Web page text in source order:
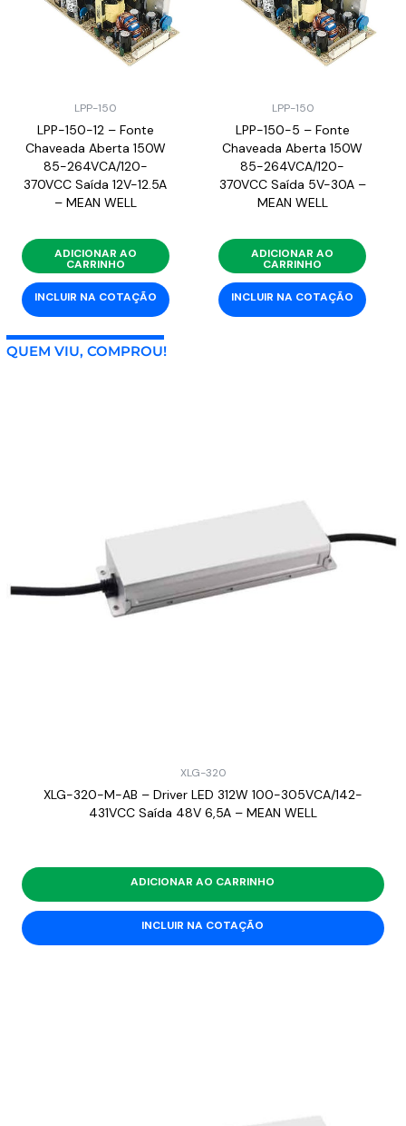
LPP-150
LPP-150-12 – Fonte
Chaveada Aberta 150W
85-264VCA/120-
370VCC Saída 12V-12.5A
– MEAN WELL
ADICIONAR AO
CARRINHO
INCLUIR NA COTAÇÃO
LPP-150
LPP-150-5 – Fonte
Chaveada Aberta 150W
85-264VCA/120-
370VCC Saída 5V-30A –
MEAN WELL
ADICIONAR AO
CARRINHO
INCLUIR NA COTAÇÃO
QUEM VIU, COMPROU!
XLG-320
XLG-320-M-AB – Driver LED 312W 100-305VCA/142-
431VCC Saída 48V 6,5A – MEAN WELL
ADICIONAR AO CARRINHO
INCLUIR NA COTAÇÃO